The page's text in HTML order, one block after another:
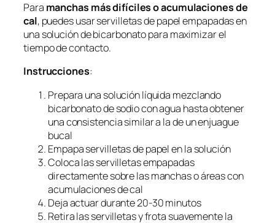
Para manchas más difíciles o acumulaciones de
cal, puedes usar servilletas de papel empapadas en
una solución de bicarbonato para maximizar el
tiempo de contacto.
Instrucciones:
Prepara una solución líquida mezclando
bicarbonato de sodio con agua hasta obtener
una consistencia similar a la de un enjuague
bucal
Empapa servilletas de papel en la solución
Coloca las servilletas empapadas
directamente sobre las manchas o áreas con
acumulaciones de cal
Deja actuar durante 20-30 minutos
Retira las servilletas y frota suavemente la